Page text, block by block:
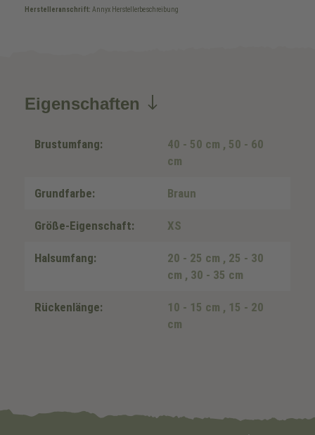
Herstelleranschrift: Annyx Herstellerbeschreibung
Eigenschaften
Brustumfang: 40 - 50 cm , 50 - 60
cm
Grundfarbe: Braun
Größe-Eigenschaft: XS
Halsumfang: 20 - 25 cm , 25 - 30
cm , 30 - 35 cm
Rückenlänge: 10 - 15 cm , 15 - 20
cm